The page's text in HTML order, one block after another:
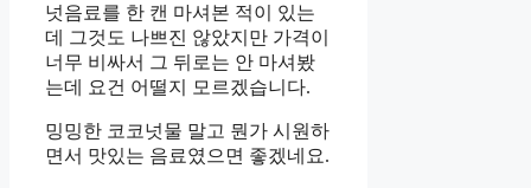
넛음료를 한 캔 마셔본 적이 있는
데 그것도 나쁘진 않았지만 가격이
너무 비싸서 그 뒤로는 안 마셔봤
는데 요건 어떨지 모르겠습니다.
밍밍한 코코넛물 말고 뭔가 시원하
면서 맛있는 음료였으면 좋겠네요.